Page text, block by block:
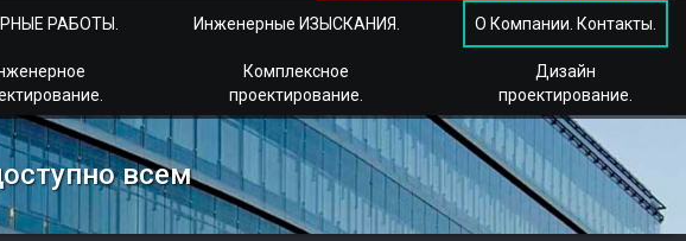
РАБОТЫ. Инженерные ИЗЫСКАНИЯ. О Компании. Контакты.
Комплексное
проектирование.
Дизайн
проектирование.
всем